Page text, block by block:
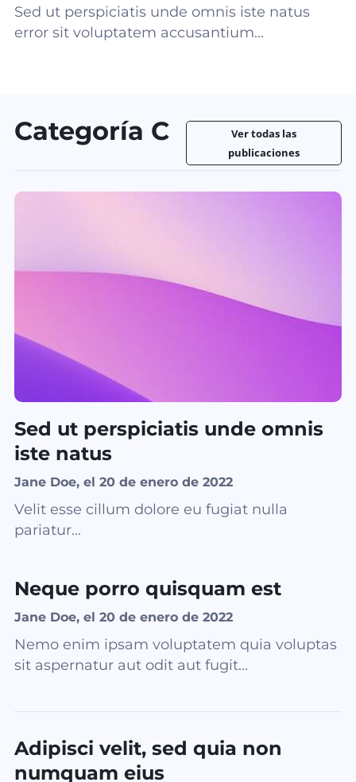
Sed ut perspiciatis unde omnis iste natus
error sit voluptatem accusantium...
Categoría C
Ver todas las
publicaciones
Sed ut perspiciatis unde omnis
iste natus
Jane Doe, el 20 de enero de 2022
Velit esse cillum dolore eu fugiat nulla
pariatur...
Neque porro quisquam est
Jane Doe, el 20 de enero de 2022
Nemo enim ipsam voluptatem quia voluptas
sit aspernatur aut odit aut fugit...
Adipisci velit, sed quia non
numquam eius